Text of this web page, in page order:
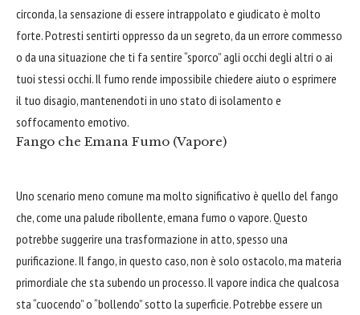
circonda, la sensazione di essere intrappolato e giudicato è molto
forte. Potresti sentirti oppresso da un segreto, da un errore commesso
o da una situazione che ti fa sentire “sporco” agli occhi degli altri o ai
tuoi stessi occhi. Il fumo rende impossibile chiedere aiuto o esprimere
il tuo disagio, mantenendoti in uno stato di isolamento e
soffocamento emotivo.
Fango che Emana Fumo (Vapore)
Uno scenario meno comune ma molto significativo è quello del fango
che, come una palude ribollente, emana fumo o vapore. Questo
potrebbe suggerire una trasformazione in atto, spesso una
purificazione. Il fango, in questo caso, non è solo ostacolo, ma materia
primordiale che sta subendo un processo. Il vapore indica che qualcosa
sta “cuocendo” o “bollendo” sotto la superficie. Potrebbe essere un